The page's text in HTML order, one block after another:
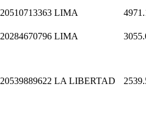
20510713363 LIMA
20284670796 LIMA
20539889622 LA LIBERTAD